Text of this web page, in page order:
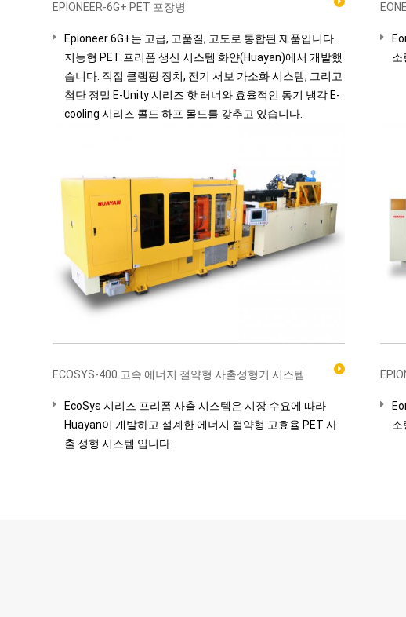
EPIONEER-6G+ PET 포장병
Epioneer 6G+는 고급, 고품질, 고도로 통합된 제품입니다.
지능형 PET 프리폼 생산 시스템 화얀(Huayan)에서 개발했
습니다. 직접 클램핑 장치, 전기 서보 가소화 시스템, 그리고
첨단 정밀 E-Unity 시리즈 핫 러너와 효율적인 동기 냉각 E-
cooling 시리즈 콜드 하프 몰드를 갖추고 있습니다.
소
ECOSYS-400 고속 에너지 절약형 사출성형기 시스템
EcoSys 시리즈 프리폼 사출 시스템은 시장 수요에 따라
Huayan이 개발하고 설계한 에너지 절약형 고효율 PET 사
출 성형 시스템 입니다.
소